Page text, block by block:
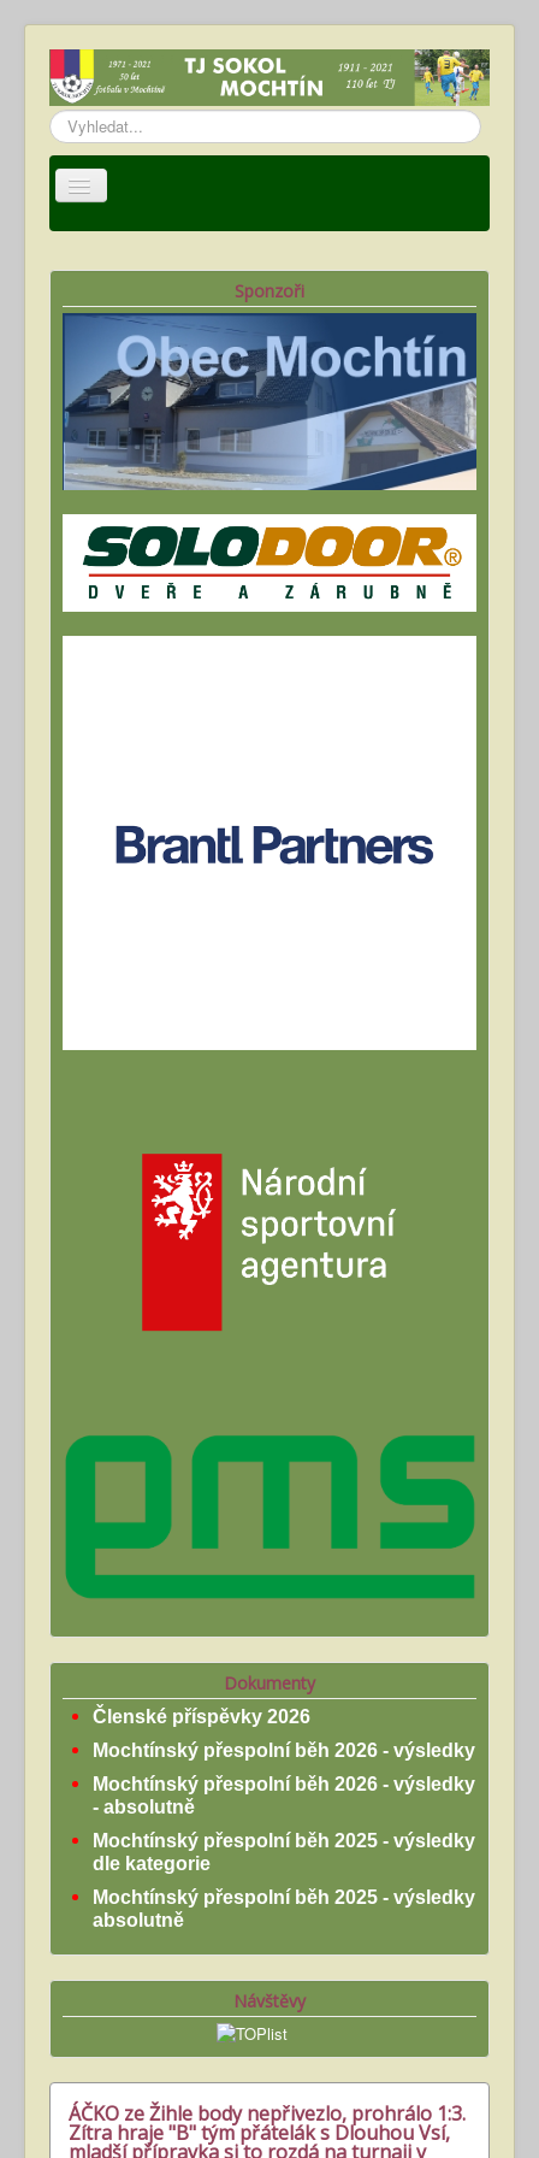
Vyhledávání...
Oddíl fotbalu
Hráči
Kalendář akcí
Fotogalerie
Ke stažení
Archív článků
Přihlásit
Sponzoři
Dokumenty
Členské příspěvky 2026
Mochtínský přespolní běh 2026 - výsledky
Mochtínský přespolní běh 2026 - výsledky
- absolutně
Mochtínský přespolní běh 2025 - výsledky
dle kategorie
Mochtínský přespolní běh 2025 - výsledky
absolutně
Návštěvy
ÁČKO ze Žihle body nepřivezlo, prohrálo 1:3.
Zítra hraje "B" tým přátelák s Dlouhou Vsí,
mladší přípravka si to rozdá na turnaji v